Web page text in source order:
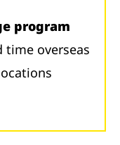
program
time overseas